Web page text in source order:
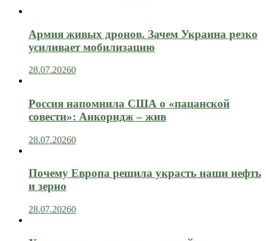
Армия живых дронов. Зачем Украина резко
усиливает мобилизацию
28.07.20260
Россия напомнила США о «пацанской
совести»: Анкоридж – жив
28.07.20260
Почему Европа решила украсть наши нефть
и зерно
28.07.20260